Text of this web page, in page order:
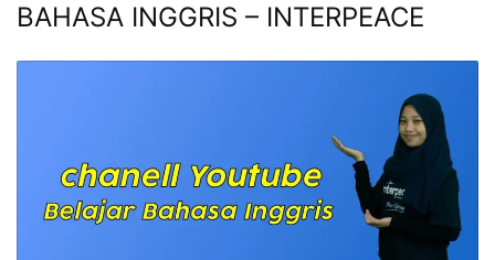
BAHASA INGGRIS – INTERPEACE